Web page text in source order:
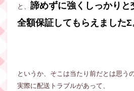
と、 諦めずに強くしっかりと
全額保証してもらえましたΣ
というか、そこは当たり前だとは思う
実際に配送トラブルがあって、